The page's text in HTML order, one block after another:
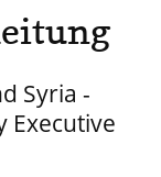
Syria -
Executive